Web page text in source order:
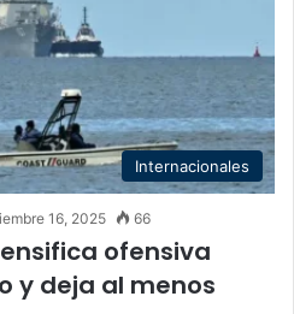
Internacionales
16, 2025 66
ofensiva
y deja al menos